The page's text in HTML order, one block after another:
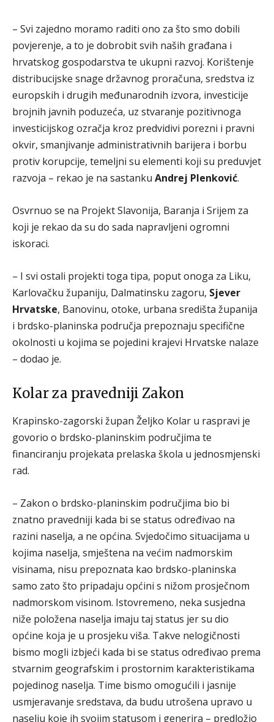
– Svi zajedno moramo raditi ono za što smo dobili
povjerenje, a to je dobrobit svih naših građana i
hrvatskog gospodarstva te ukupni razvoj. Korištenje
distribucijske snage državnog proračuna, sredstva iz
europskih i drugih međunarodnih izvora, investicije
brojnih javnih poduzeća, uz stvaranje pozitivnoga
investicijskog ozračja kroz predvidivi porezni i pravni
okvir, smanjivanje administrativnih barijera i borbu
protiv korupcije, temeljni su elementi koji su preduvjet
razvoja – rekao je na sastanku Andrej Plenković.
Osvrnuo se na Projekt Slavonija, Baranja i Srijem za
koji je rekao da su do sada napravljeni ogromni
iskoraci.
– I svi ostali projekti toga tipa, poput onoga za Liku,
Karlovačku županiju, Dalmatinsku zagoru, Sjever
Hrvatske, Banovinu, otoke, urbana središta županija
i brdsko-planinska područja prepoznaju specifične
okolnosti u kojima se pojedini krajevi Hrvatske nalaze
– dodao je.
Kolar za pravedniji Zakon
Krapinsko-zagorski župan Željko Kolar u raspravi je
govorio o brdsko-planinskim područjima te
financiranju projekata prelaska škola u jednosmjenski
rad.
– Zakon o brdsko-planinskim područjima bio bi
znatno pravedniji kada bi se status određivao na
razini naselja, a ne općina. Svjedočimo situacijama u
kojima naselja, smještena na većim nadmorskim
visinama, nisu prepoznata kao brdsko-planinska
samo zato što pripadaju općini s nižom prosječnom
nadmorskom visinom. Istovremeno, neka susjedna
niže položena naselja imaju taj status jer su dio
općine koja je u prosjeku viša. Takve nelogičnosti
bismo mogli izbjeći kada bi se status određivao prema
stvarnim geografskim i prostornim karakteristikama
pojedinog naselja. Time bismo omogućili i jasnije
usmjeravanje sredstava, da budu utrošena upravo u
naselju koje ih svojim statusom i generira – predložio